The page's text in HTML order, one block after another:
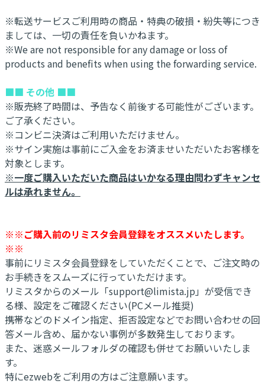
※転送サービスご利用時の商品・特典の破損・紛失等につき
ましては、一切の責任を負いかねます。
※We are not responsible for any damage or loss of
products and benefits when using the forwarding service.
■■ その他 ■■
※販売終了時間は、予告なく前後する可能性がございます。
ご了承ください。
※コンビニ決済はご利用いただけません。
※サイン実施は事前にご入金をお済ませいただいたお客様を
対象とします。
※一度ご購入いただいた商品はいかなる理由問わずキャンセ
ルは承れません。
※※ご購入前のリミスタ会員登録をオススメいたします。
※※
事前にリミスタ会員登録をしていただくことで、ご注文時の
お手続きをスムーズに行っていただけます。
リミスタからのメール「support@limista.jp」が受信でき
る様、設定をご確認ください(PCメール推奨)
携帯などのドメイン指定、拒否設定などでお問い合わせの回
答メール含め、届かない事例が多数発生しております。
また、迷惑メールフォルダの確認も併せてお願いいたしま
す。
特にezwebをご利用の方はご注意願います。